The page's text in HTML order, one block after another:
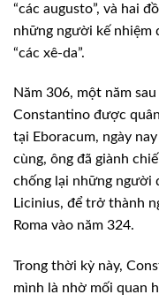
“các augusto”, và hai
những người kế nhiệm
“các xê-da”.
Năm 306, một năm
Constantino được
tại Eboracum, ngày
cùng, ông đã giành
chống lại những người
Licinius, để trở thành
Roma vào năm 324.
Trong thời kỳ này,
mình là nhờ mối quan